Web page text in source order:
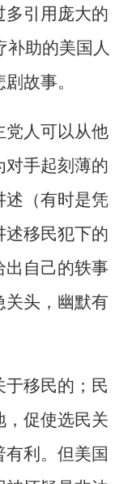
多引用庞大的
助的美国人
故事。
党人可以从他
对手起刻薄的
述（有时是凭
述移民犯下的
出自己的轶事
关头，幽默有
移民的；民
，促使选民关
利。但美国